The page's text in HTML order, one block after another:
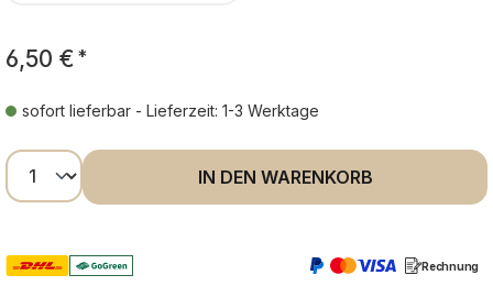
6,50 € *
sofort lieferbar - Lieferzeit: 1-3 Werktage
Produkt Anzahl: Gib den gewünschten
IN DEN WARENKORB
Rechnung